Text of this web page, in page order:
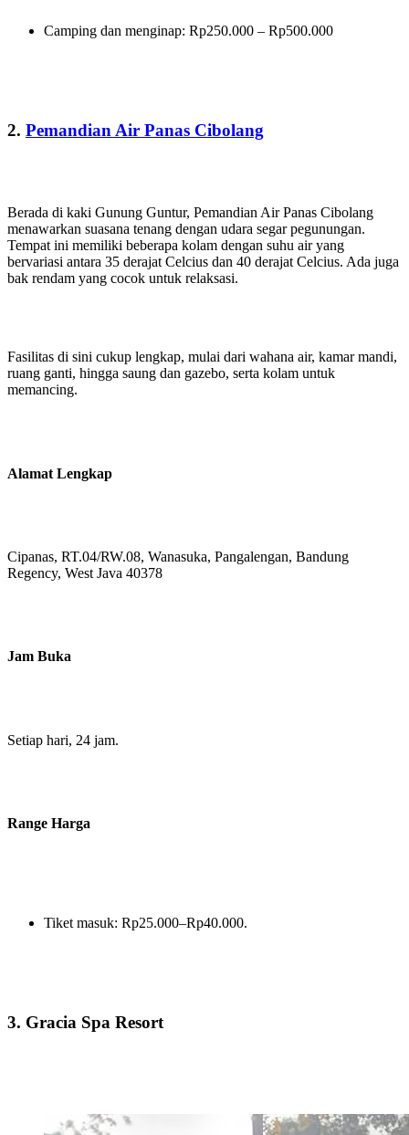
Camping dan menginap: Rp250.000 – Rp500.000
2. Pemandian Air Panas Cibolang
Berada di kaki Gunung Guntur, Pemandian Air Panas Cibolang
menawarkan suasana tenang dengan udara segar pegunungan.
Tempat ini memiliki beberapa kolam dengan suhu air yang
bervariasi antara 35 derajat Celcius dan 40 derajat Celcius. Ada juga
bak rendam yang cocok untuk relaksasi.
Fasilitas di sini cukup lengkap, mulai dari wahana air, kamar mandi,
ruang ganti, hingga saung dan gazebo, serta kolam untuk
memancing.
Alamat Lengkap
Cipanas, RT.04/RW.08, Wanasuka, Pangalengan, Bandung
Regency, West Java 40378
Jam Buka
Setiap hari, 24 jam.
Range Harga
Tiket masuk: Rp25.000–Rp40.000.
3. Gracia Spa Resort